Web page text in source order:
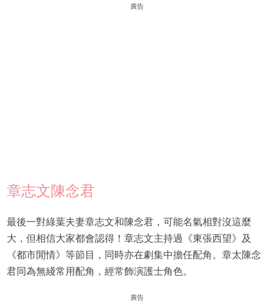
廣告
章志文陳念君
最後一對綠葉夫妻章志文和陳念君，可能名氣相對沒這麼
大，但相信大家都會認得！章志文主持過《東張西望》及
《都市閒情》等節目，同時亦在劇集中擔任配角。章太陳念
君同為無綫常用配角，經常飾演護士角色。
廣告